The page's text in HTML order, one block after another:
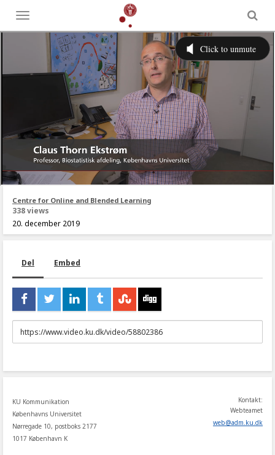
Toggle
menu
Centre for Online and Blended Learning
338 views
20. december 2019
Del Embed
URL
to
KU Kommunikation
Københavns Universitet
Nørregade 10, postboks 2177
1017 København K
Kontakt:
Webteamet
web@adm.ku.dk